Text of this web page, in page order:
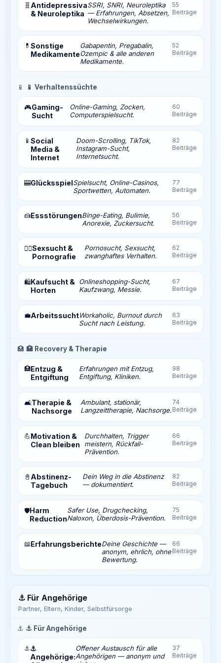
🧬 Antidepressiva
& Neuroleptika
SSRI, SNRI, Neuroleptika
— Erfahrungen, Absetzen,
Wechselwirkungen.
55
Beiträge
💊 Sonstige
Medikamente
Gabapentin, Pregabalin,
Ozempic & alle anderen
Medikamente.
52
Beiträge
📱 📱 Verhaltenssüchte
🎮Gaming-
Sucht
Online-Gaming, Zocken,
Computerspielsucht.
60
Beiträge
📱 Social
Media &
Internet
Doom-Scrolling, TikTok,
Instagram-Sucht,
Internetsucht.
82
Beiträge
🎰GlücksspielSpielsucht, Online-Casinos,
Sportwetten, Automaten.
77
Beiträge
🍰EssstörungenBinge-Eating, Bulimie,
Anorexie, Zuckersucht.
56
Beiträge
❤️‍🔥Sexsucht &
Pornografie
Pornosucht, Sexsucht,
zwanghaftes Verhalten.
62
Beiträge
🛍️Kaufsucht &
Horten
Onlineshopping-Sucht,
Kaufzwang, Messie.
67
Beiträge
💼ArbeitssuchtWorkaholic, Burnout durch
Sucht nach Leistung.
63
Beiträge
🏥 🏥 Recovery & Therapie
🏥Entzug &
Entgiftung
Erfahrungen mit Entzug,
Entgiftung, Kliniken.
98
Beiträge
🛋️Therapie &
Nachsorge
Ambulant, stationär,
Langzeittherapie, Nachsorge.
74
Beiträge
💪Motivation &
Clean bleiben
Durchhalten, Trigger
meistern, Rückfall-
Prävention.
66
Beiträge
📓 Abstinenz-
Tagebuch
Dein Weg in die Abstinenz
— dokumentiert.
82
Beiträge
🛡️Harm
Reduction
Safer Use, Drugchecking,
Naloxon, Überdosis-Prävention.
75
Beiträge
📖ErfahrungsberichteDeine Geschichte —
anonym, ehrlich, ohne
Bewertung.
66
Beiträge
⚓ Für Angehörige
Partner, Eltern, Kinder, Selbstfürsorge
⚓ ⚓ Für Angehörige
⚓⚓
Angehörige:
Offener Austausch für alle
Angehörigen — anonym und
37
Beiträge